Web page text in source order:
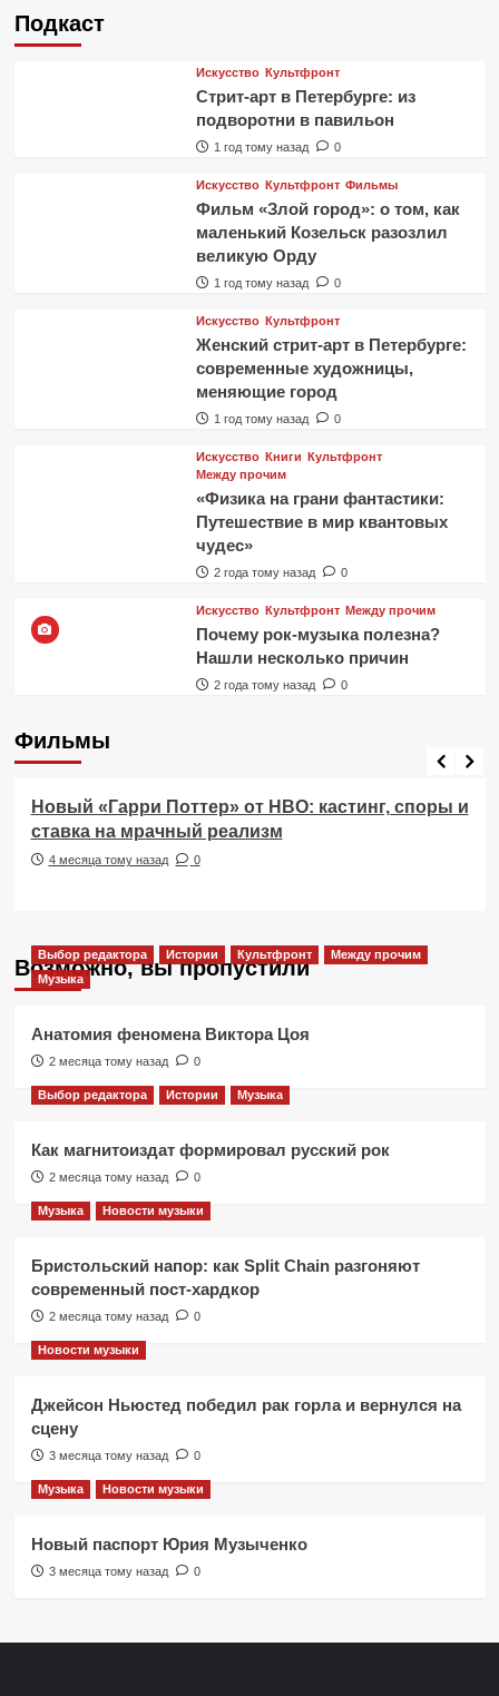
Подкаст
Искусство Культфронт
Стрит-арт в Петербурге: из
подворотни в павильон
1 год тому назад 0
Искусство Культфронт Фильмы
Фильм «Злой город»: о том, как
маленький Козельск разозлил
великую Орду
1 год тому назад 0
Искусство Культфронт
Женский стрит-арт в Петербурге:
современные художницы,
меняющие город
1 год тому назад 0
Искусство Книги Культфронт
Между прочим
«Физика на грани фантастики:
Путешествие в мир квантовых
чудес»
2 года тому назад 0
Искусство Культфронт Между прочим
Почему рок-музыка полезна?
Нашли несколько причин
2 года тому назад 0
Фильмы
Фильмы
Новый «Гарри Поттер» от HBO: кастинг, споры и
ставка на мрачный реализм
4 месяца тому назад 0
Возможно, вы пропустили
Выбор редактора Истории Культфронт
Между прочим
Музыка
Анатомия феномена Виктора Цоя
2 месяца тому назад 0
Выбор редактора Истории Музыка
Как магнитоиздат формировал русский рок
2 месяца тому назад 0
Музыка Новости музыки
Бристольский напор: как Split Chain разгоняют
современный пост-хардкор
2 месяца тому назад 0
Новости музыки
Джейсон Ньюстед победил рак горла и вернулся на
сцену
3 месяца тому назад 0
Музыка Новости музыки
Новый паспорт Юрия Музыченко
3 месяца тому назад 0